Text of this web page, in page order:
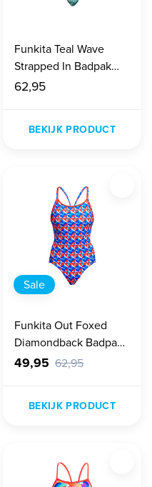
Funkita Teal Wave
Strapped In Badpak
Dames
62,95
BEKIJK PRODUCT
Sale
Funkita Out Foxed
Diamondback Badpak
Dames
49,95 62,95
BEKIJK PRODUCT